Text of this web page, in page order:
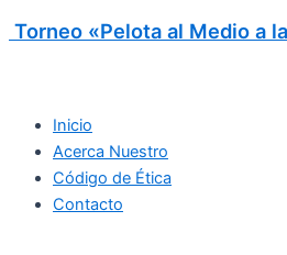
Torneo «Pelota al Medio a
Inicio
Acerca Nuestro
Código de Ética
Contacto